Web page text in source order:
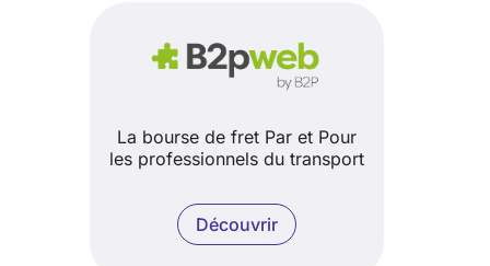
La bourse de fret Par et Pour
les professionnels du transport
Découvrir